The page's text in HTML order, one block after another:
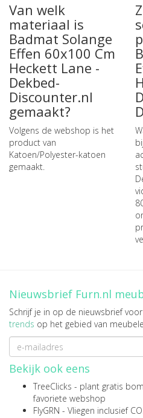
Van welk
materiaal is
Badmat Solange
Effen 60x100 Cm
Heckett Lane -
Dekbed-
Discounter.nl
gemaakt?
Volgens de webshop is het
product van
Katoen/Polyester-katoen
gemaakt.
Nieuwsbrief Furn.nl
Schrijf je in op de nieuwsbrief
trends op het gebied van
Bekijk ook eens
TreeClicks - plant gratis
favoriete webshop
FlyGRN - Vliegen inclusief